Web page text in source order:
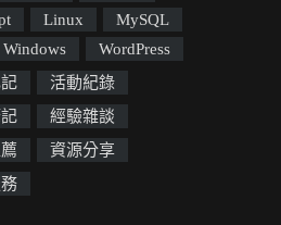
Linux
MySQL
Windows
WordPress
活動紀錄
經驗雜談
資源分享